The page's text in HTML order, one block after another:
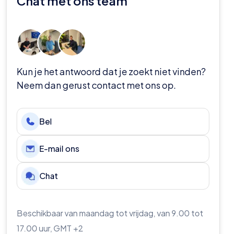
unieke reis, inclusief vlucht, accommodatie en
stadsrondleidingen!
Kun je het antwoord dat je zoekt niet vinden?
Neem dan gerust contact met ons op.
Bel
E-mail ons
Chat
Beschikbaar van maandag tot vrijdag, van 9.00 tot
17.00 uur, GMT +2